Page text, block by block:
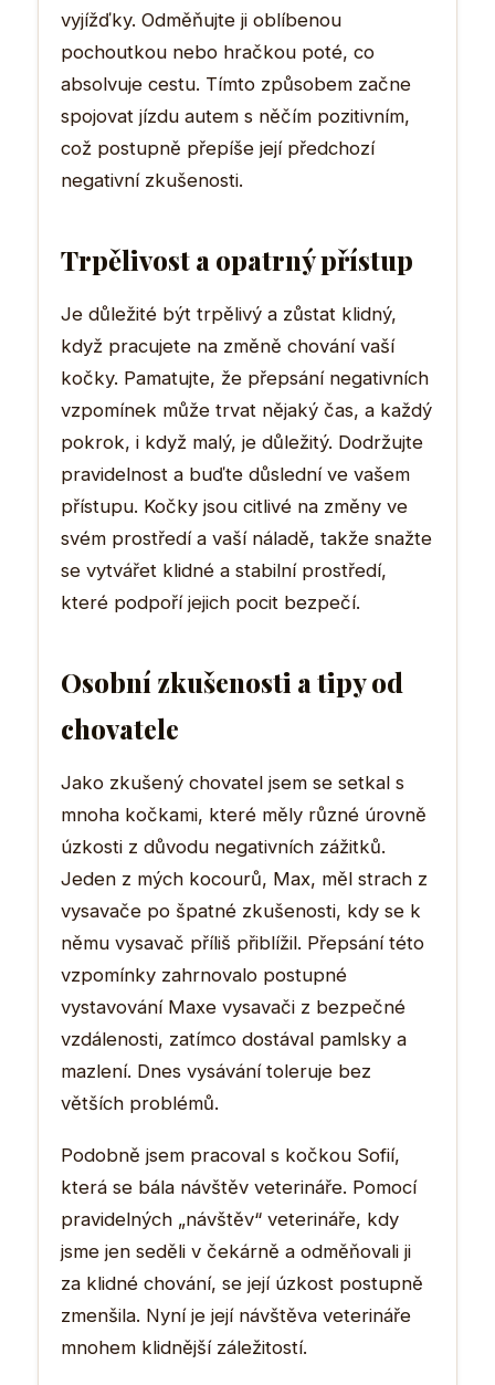
vyjížďky. Odměňujte ji oblíbenou
pochoutkou nebo hračkou poté, co
absolvuje cestu. Tímto způsobem začne
spojovat jízdu autem s něčím pozitivním,
což postupně přepíše její předchozí
negativní zkušenosti.
Trpělivost a opatrný přístup
Je důležité být trpělivý a zůstat klidný,
když pracujete na změně chování vaší
kočky. Pamatujte, že přepsání negativních
vzpomínek může trvat nějaký čas, a každý
pokrok, i když malý, je důležitý. Dodržujte
pravidelnost a buďte důslední ve vašem
přístupu. Kočky jsou citlivé na změny ve
svém prostředí a vaší náladě, takže snažte
se vytvářet klidné a stabilní prostředí,
které podpoří jejich pocit bezpečí.
Osobní zkušenosti a tipy od
chovatele
Jako zkušený chovatel jsem se setkal s
mnoha kočkami, které měly různé úrovně
úzkosti z důvodu negativních zážitků.
Jeden z mých kocourů, Max, měl strach z
vysavače po špatné zkušenosti, kdy se k
němu vysavač příliš přiblížil. Přepsání této
vzpomínky zahrnovalo postupné
vystavování Maxe vysavači z bezpečné
vzdálenosti, zatímco dostával pamlsky a
mazlení. Dnes vysávání toleruje bez
větších problémů.
Podobně jsem pracoval s kočkou Sofií,
která se bála návštěv veterináře. Pomocí
pravidelných „návštěv“ veterináře, kdy
jsme jen seděli v čekárně a odměňovali ji
za klidné chování, se její úzkost postupně
zmenšila. Nyní je její návštěva veterináře
mnohem klidnější záležitostí.